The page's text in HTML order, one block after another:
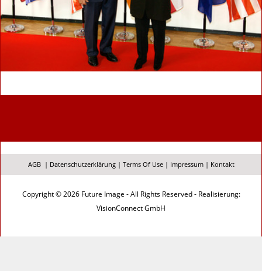
AGB | Datenschutzerklärung| Terms Of Use| Impressum| Kontakt
Copyright © 2026 Future Image - All Rights Reserved - Realisierung:
VisionConnect GmbH